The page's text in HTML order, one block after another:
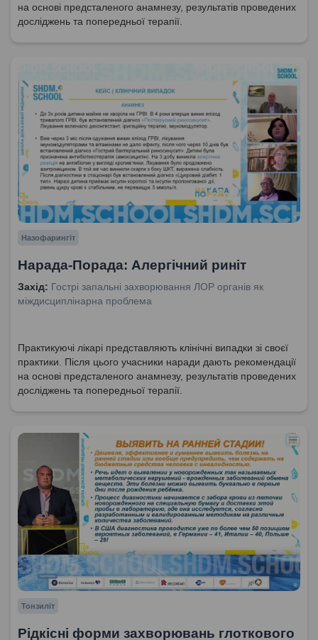
на основі предсталеного анамнезу, результатів проведених
досліджень та попередньої терапії.
Назофарингіт
Нарада-Порада: Алергічний риніт
Захід: Гострі запальні захворювання ЛОР органів як
міждисциплінарна проблема
Практикуючі лікарі представляють клінічні випадки зі своєї
практики. Після цього учасники наради дають рекомендації
на основі предсталеного анамнезу, результатів проведених
досліджень та попередньої терапії.
Тонзиліт
Рідкісні форми захворювань глоткового